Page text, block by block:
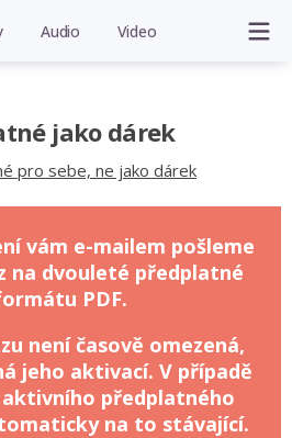
Audio Video
jako dárek
pro sebe, ne jako dárek
vám e-mailem pošleme
na dvouleté předplatné
PDF.
není časově omezená,
jeho aktivací. V případě
předplatného
na to stávající.